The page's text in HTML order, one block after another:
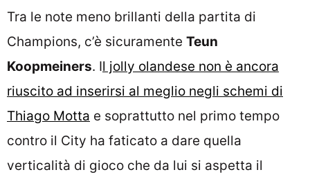
Tra le note meno brillanti della partita di
Champions, c’è sicuramente Teun
Koopmeiners. Il jolly olandese non è ancora
riuscito ad inserirsi al meglio negli schemi di
Thiago Motta e soprattutto nel primo tempo
contro il City ha faticato a dare quella
verticalità di gioco che da lui si aspetta il